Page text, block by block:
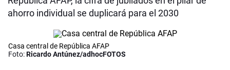
ahorro individual se duplicará para el 2030
Casa central de República AFAP
Foto:Ricardo Antúnez/adhocFOTOS